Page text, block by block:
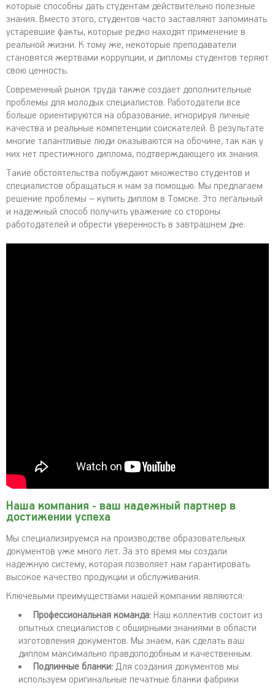
которые способны дать студентам действительно полезные
знания. Вместо этого, студентов часто заставляют запоминать
устаревшие факты, которые редко находят применение в
реальной жизни. К тому же, некоторые преподаватели
становятся жертвами коррупции, и дипломы студентов теряют
свою ценность.
Современный рынок труда также создает дополнительные
проблемы для молодых специалистов. Работодатели все
больше ориентируются на образование, игнорируя личные
качества и реальные компетенции соискателей. В результате
многие талантливые люди оказываются на обочине, так как у
них нет престижного диплома, подтверждающего их знания.
Такие обстоятельства побуждают множество студентов и
специалистов обращаться к нам за помощью. Мы предлагаем
решение проблемы – купить диплом в Томске. Это легальный
и надежный способ получить уважение со стороны
работодателей и обрести уверенность в завтрашнем дне.
Наша компания - ваш надежный партнер в
достижении успеха
Мы специализируемся на производстве образовательных
документов уже много лет. За это время мы создали
надежную систему, которая позволяет нам гарантировать
высокое качество продукции и обслуживания.
Ключевыми преимуществами нашей компании являются:
Профессиональная команда: Наш коллектив состоит из
опытных специалистов с обширными знаниями в области
изготовления документов. Мы знаем, как сделать ваш
диплом максимально правдоподобным и качественным.
Подлинные бланки: Для создания документов мы
используем оригинальные печатные бланки фабрики